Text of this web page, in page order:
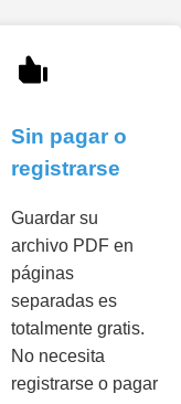
Sin pagar o
registrarse
Guardar su
archivo PDF en
páginas
separadas es
totalmente gratis.
No necesita
registrarse o pagar